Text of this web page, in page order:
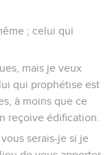
; celui qui
mais je veux
qui prophétise est
à moins que ce
reçoive édification.
serais-je si je